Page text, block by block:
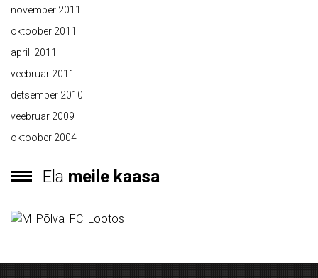
november 2011
oktoober 2011
aprill 2011
veebruar 2011
detsember 2010
veebruar 2009
oktoober 2004
Ela meile kaasa